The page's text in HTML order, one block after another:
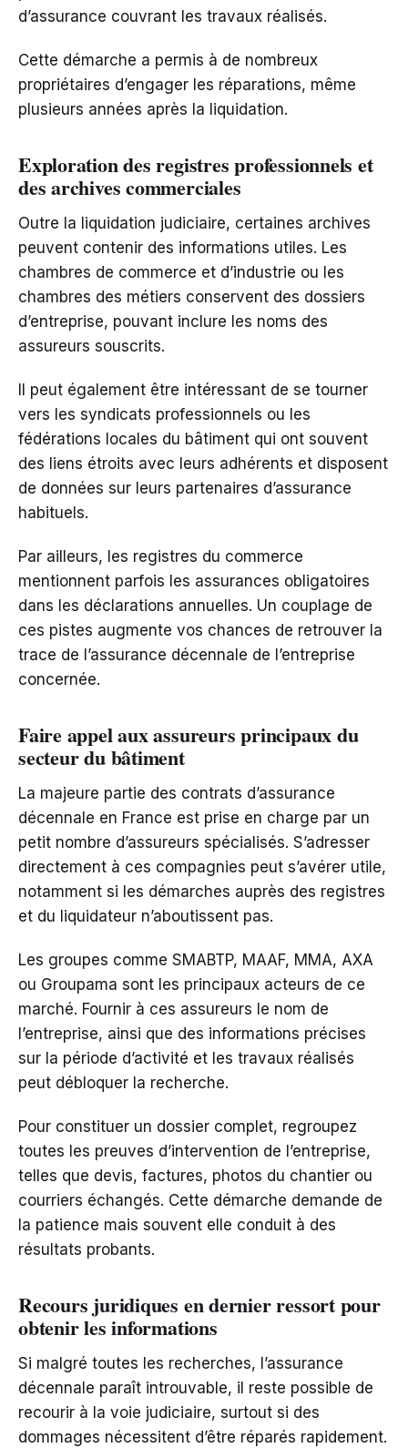
d’assurance couvrant les travaux réalisés.
Cette démarche a permis à de nombreux
propriétaires d’engager les réparations, même
plusieurs années après la liquidation.
Exploration des registres professionnels et
des archives commerciales
Outre la liquidation judiciaire, certaines archives
peuvent contenir des informations utiles. Les
chambres de commerce et d’industrie ou les
chambres des métiers conservent des dossiers
d’entreprise, pouvant inclure les noms des
assureurs souscrits.
Il peut également être intéressant de se tourner
vers les syndicats professionnels ou les
fédérations locales du bâtiment qui ont souvent
des liens étroits avec leurs adhérents et disposent
de données sur leurs partenaires d’assurance
habituels.
Par ailleurs, les registres du commerce
mentionnent parfois les assurances obligatoires
dans les déclarations annuelles. Un couplage de
ces pistes augmente vos chances de retrouver la
trace de l’assurance décennale de l’entreprise
concernée.
Faire appel aux assureurs principaux du
secteur du bâtiment
La majeure partie des contrats d’assurance
décennale en France est prise en charge par un
petit nombre d’assureurs spécialisés. S’adresser
directement à ces compagnies peut s’avérer utile,
notamment si les démarches auprès des registres
et du liquidateur n’aboutissent pas.
Les groupes comme SMABTP, MAAF, MMA, AXA
ou Groupama sont les principaux acteurs de ce
marché. Fournir à ces assureurs le nom de
l’entreprise, ainsi que des informations précises
sur la période d’activité et les travaux réalisés
peut débloquer la recherche.
Pour constituer un dossier complet, regroupez
toutes les preuves d’intervention de l’entreprise,
telles que devis, factures, photos du chantier ou
courriers échangés. Cette démarche demande de
la patience mais souvent elle conduit à des
résultats probants.
Recours juridiques en dernier ressort pour
obtenir les informations
Si malgré toutes les recherches, l’assurance
décennale paraît introuvable, il reste possible de
recourir à la voie judiciaire, surtout si des
dommages nécessitent d’être réparés rapidement.